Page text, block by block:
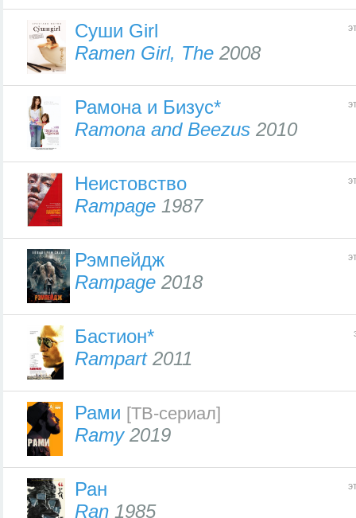
Суши Girl
Ramen Girl, The 2008
Рамона и Бизус*
Ramona and Beezus 2010
Неистовство
Rampage 1987
Рэмпейдж
Rampage 2018
Бастион*
Rampart2011
Рами [ТВ-сериал]
Ramy2019
Ран
Ran 1985